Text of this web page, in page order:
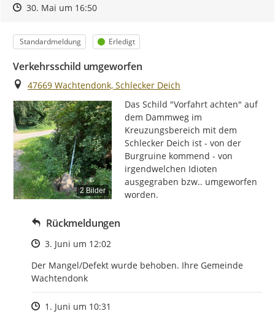
Zeitpunkt des Erstellens
Zeitpunkt des Erstellens
30. Mai um 16:50Zur Äußerung
Kategorie
Standardmeldung Status
Erledigt
Verkehrsschild umgeworfen
Ort
47669 Wachtendonk, Schlecker Deich
2 Bilder
Das Schild "Vorfahrt achten" auf
dem Dammweg im
Kreuzungsbereich mit dem
Schlecker Deich ist - von der
Burgruine kommend - von
irgendwelchen Idioten
ausgegraben bzw.. umgeworfen
worden.
Rückmeldungen
Zeitpunkt des Erstellens
3. Juni um 12:02
Der Mangel/Defekt wurde behoben. Ihre Gemeinde
Wachtendonk
Zeitpunkt des Erstellens
1. Juni um 10:31